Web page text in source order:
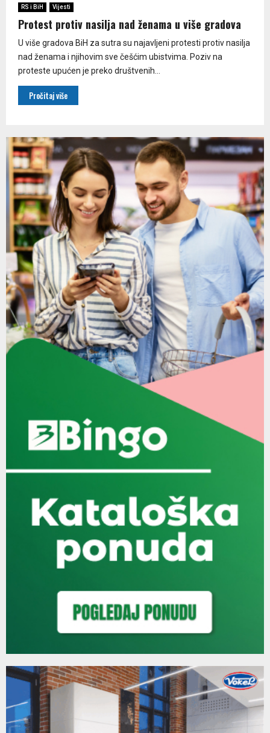
RS i BiH Vijesti
Protest protiv nasilja nad ženama u više gradova
U više gradova BiH za sutra su najavljeni protesti protiv nasilja
nad ženama i njihovim sve češćim ubistvima. Poziv na
proteste upućen je preko društvenih...
Pročitaj više